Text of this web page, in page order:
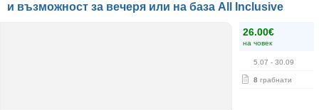
и възможност за вечеря или на база All Inclusive
26.00€
на човек
5.07 - 30.09
8 грабнати